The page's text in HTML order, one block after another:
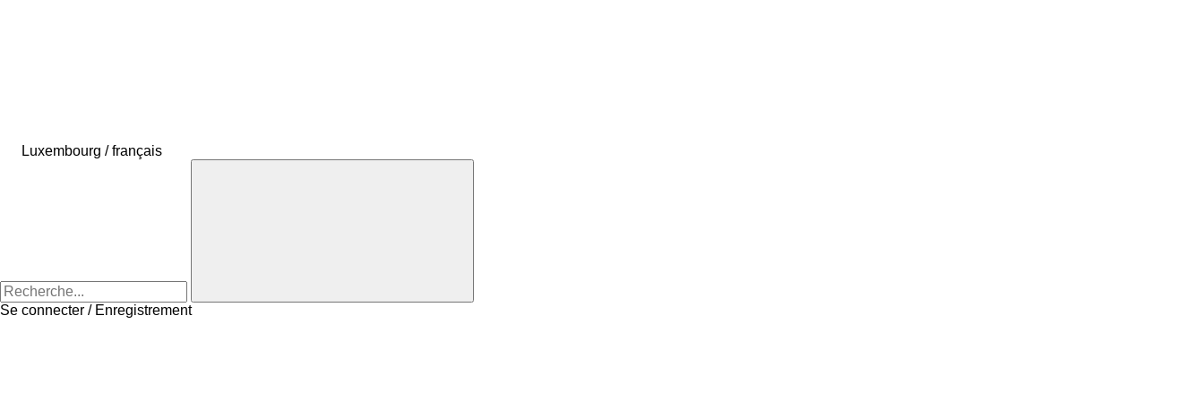
Luxembourg / français
Se connecter / Enregistrement